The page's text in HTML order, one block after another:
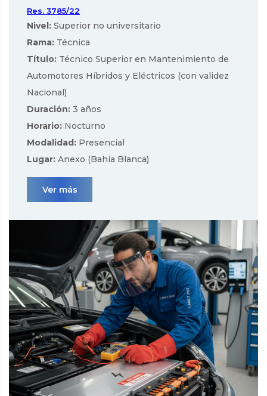
Res. 3785/22
Nivel: Superior no universitario
Rama: Técnica
Título: Técnico Superior en Mantenimiento de
Automotores Híbridos y Eléctricos (con validez
Nacional)
Duración: 3 años
Horario: Nocturno
Modalidad: Presencial
Lugar: Anexo (Bahía Blanca)
Ver más